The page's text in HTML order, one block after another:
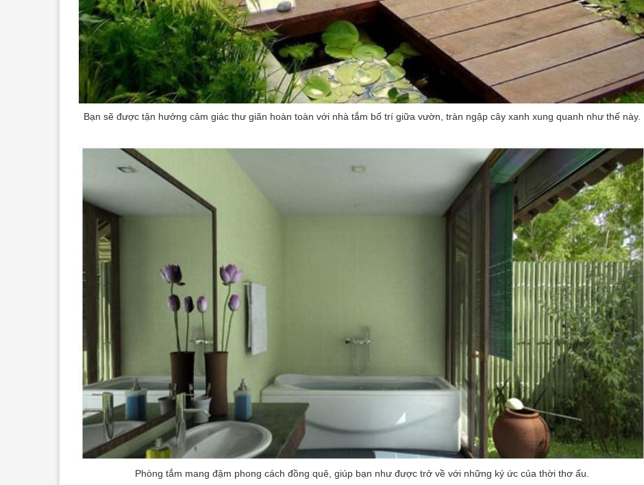
Bạn sẽ được tận hưởng cảm giác thư giãn hoàn toàn với nhà tắm bố trí giữa vườn, tràn ngập cây xanh xung quanh như thế này.
Phòng tắm mang đậm phong cách đồng quê, giúp bạn như được trở về với những ký ức của thời thơ ấu.